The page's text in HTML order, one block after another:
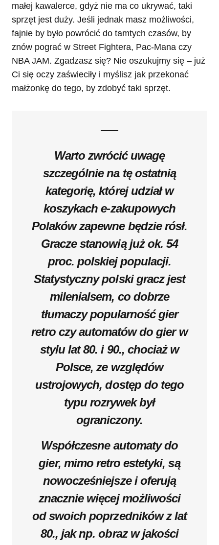
małej kawalerce, gdyż nie ma co ukrywać, taki
sprzęt jest duży. Jeśli jednak masz możliwości,
fajnie by było powrócić do tamtych czasów, by
znów pograć w Street Fightera, Pac-Mana czy
NBA JAM. Zgadzasz się? Nie oszukujmy się – już
Ci się oczy zaświeciły i myślisz jak przekonać
małżonkę do tego, by zdobyć taki sprzęt.
Warto zwrócić uwagę
szczególnie na tę ostatnią
kategorię, której udział w
koszykach e-zakupowych
Polaków zapewne będzie rósł.
Gracze stanowią już ok. 54
proc. polskiej populacji.
Statystyczny polski gracz jest
milenialsem, co dobrze
tłumaczy popularność gier
retro czy automatów do gier w
stylu lat 80. i 90., chociaż w
Polsce, ze względów
ustrojowych, dostęp do tego
typu rozrywek był
ograniczony.
Współczesne automaty do
gier, mimo retro estetyki, są
nowocześniejsze i oferują
znacznie więcej możliwości
od swoich poprzedników z lat
80., jak np. obraz w jakości